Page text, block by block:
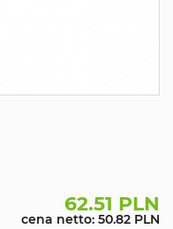
62.51 PLN
cena netto: 50.82 PLN